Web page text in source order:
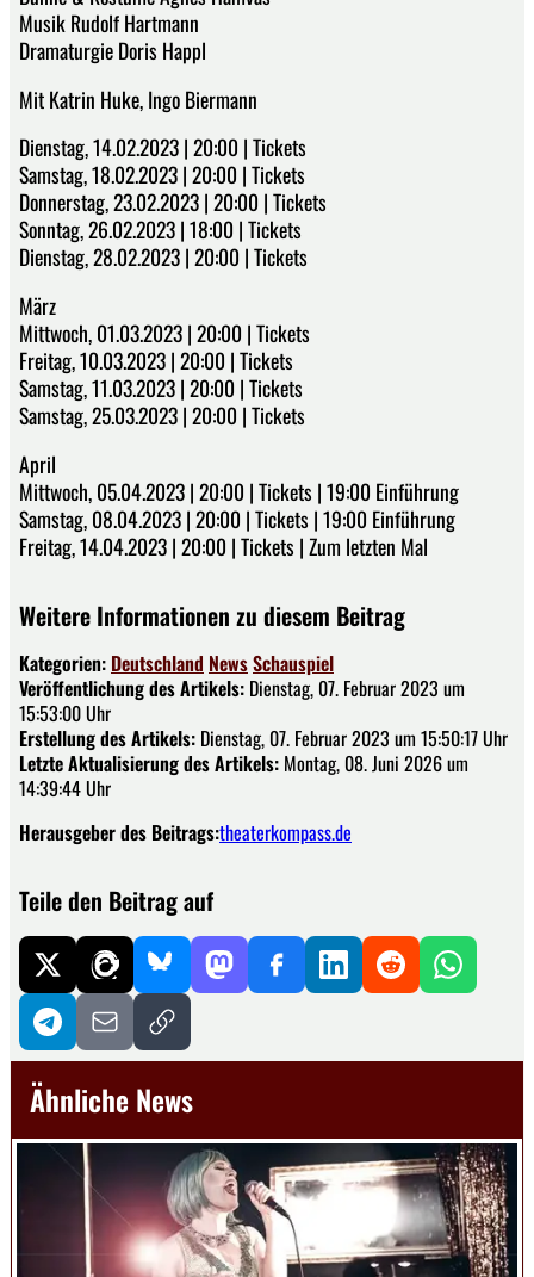
Musik Rudolf Hartmann
Dramaturgie Doris Happl
Mit Katrin Huke, Ingo Biermann
Dienstag, 14.02.2023 | 20:00 | Tickets
Samstag, 18.02.2023 | 20:00 | Tickets
Donnerstag, 23.02.2023 | 20:00 | Tickets
Sonntag, 26.02.2023 | 18:00 | Tickets
Dienstag, 28.02.2023 | 20:00 | Tickets
März
Mittwoch, 01.03.2023 | 20:00 | Tickets
Freitag, 10.03.2023 | 20:00 | Tickets
Samstag, 11.03.2023 | 20:00 | Tickets
Samstag, 25.03.2023 | 20:00 | Tickets
April
Mittwoch, 05.04.2023 | 20:00 | Tickets | 19:00 Einführung
Samstag, 08.04.2023 | 20:00 | Tickets | 19:00 Einführung
Freitag, 14.04.2023 | 20:00 | Tickets | Zum letzten Mal
Weitere Informationen zu diesem Beitrag
Kategorien: Deutschland NewsSchauspiel
Veröffentlichung des Artikels: Dienstag, 07. Februar 2023 um
15:53:00 Uhr
Erstellung des Artikels: Dienstag, 07. Februar 2023 um 15:50:17 Uhr
Letzte Aktualisierung des Artikels: Montag, 08. Juni 2026 um
14:39:44 Uhr
Herausgeber des Beitrags:theaterkompass.de
Teile den Beitrag auf
Ähnliche News